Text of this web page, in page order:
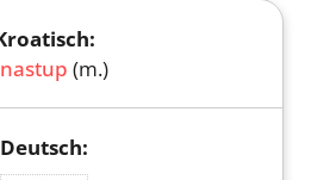
nastup (m.)